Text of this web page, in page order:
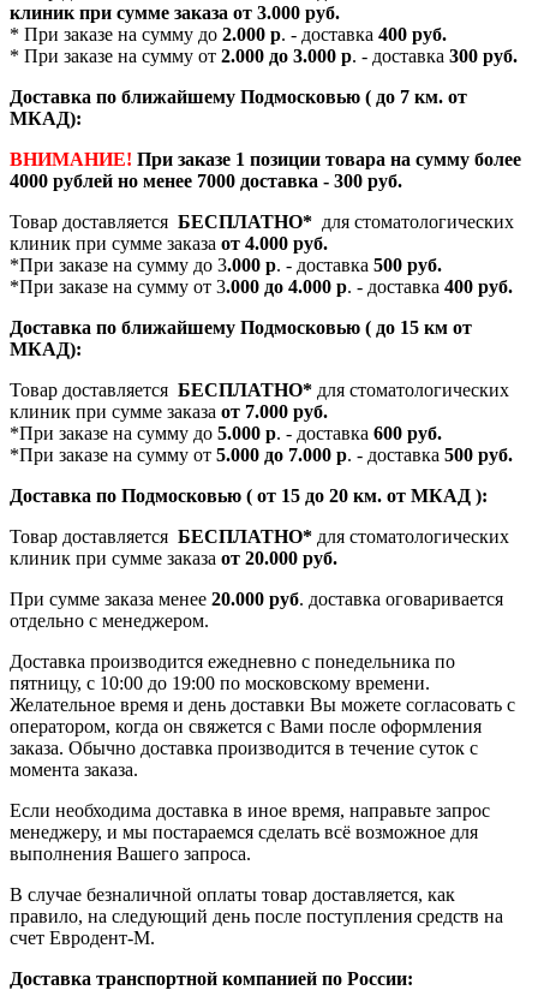
клиник при сумме заказа от 3.000 руб.
* При заказе на сумму до 2.000 р. - доставка 400 руб.
* При заказе на сумму от 2.000 до 3.000 р. - доставка 300 руб.
Доставка по ближайшему Подмосковью ( до 7 км. от
МКАД):
ВНИМАНИЕ! При заказе 1 позиции товара на сумму более
4000 рублей но менее 7000 доставка - 300 руб.
Товар доставляется БЕСПЛАТНО* для стоматологических
клиник при сумме заказа от 4.000 руб.
*При заказе на сумму до 3.000 р. - доставка 500 руб.
*При заказе на сумму от 3.000 до 4.000 р. - доставка 400 руб.
Доставка по ближайшему Подмосковью ( до 15 км от
МКАД):
Товар доставляется БЕСПЛАТНО* для стоматологических
клиник при сумме заказа от 7.000 руб.
*При заказе на сумму до 5.000 р. - доставка 600 руб.
*При заказе на сумму от 5.000 до 7.000 р. - доставка 500 руб.
Доставка по Подмосковью ( от 15 до 20 км. от МКАД ):
Товар доставляется БЕСПЛАТНО* для стоматологических
клиник при сумме заказа от 20.000 руб.
При сумме заказа менее 20.000 руб. доставка оговаривается
отдельно с менеджером.
Доставка производится ежедневно с понедельника по
пятницу, с 10:00 до 19:00 по московскому времени.
Желательное время и день доставки Вы можете согласовать с
оператором, когда он свяжется с Вами после оформления
заказа. Обычно доставка производится в течение суток с
момента заказа.
Если необходима доставка в иное время, направьте запрос
менеджеру, и мы постараемся сделать всё возможное для
выполнения Вашего запроса.
В случае безналичной оплаты товар доставляется, как
правило, на следующий день после поступления средств на
счет Евродент-М.
Доставка транспортной компанией по России: